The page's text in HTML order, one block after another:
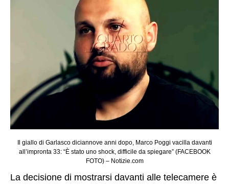
Il giallo di Garlasco diciannove anni dopo, Marco Poggi vacilla davanti
all’impronta 33: “È stato uno shock, difficile da spiegare” (FACEBOOK
FOTO) – Notizie.com
La decisione di mostrarsi davanti alle telecamere è